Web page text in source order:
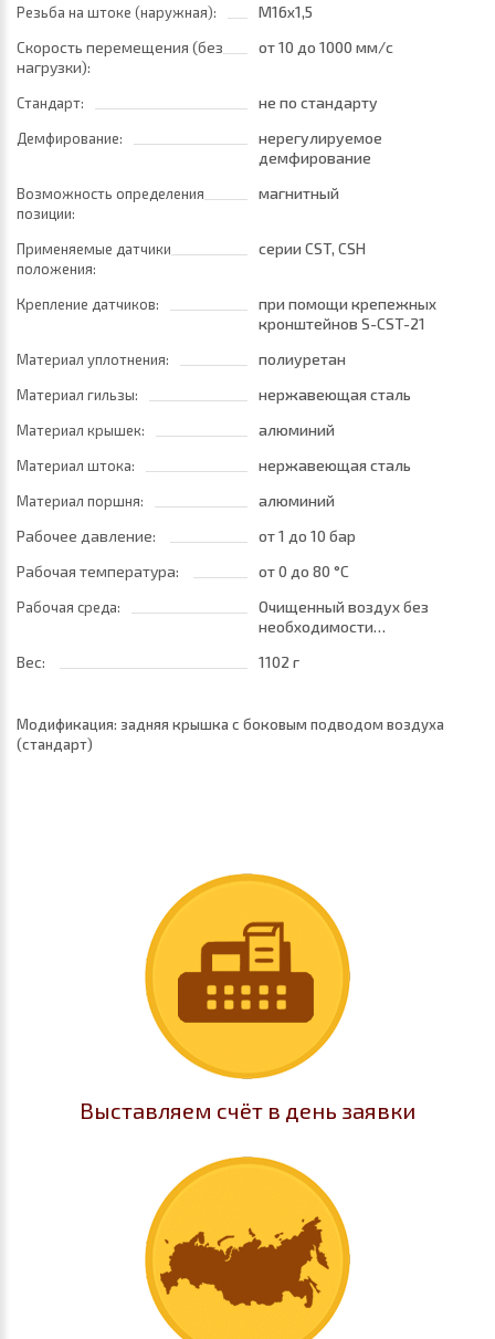
Резьба на штоке (наружная):
M16x1,5
Скорость перемещения (без
нагрузки):
от 10 до 1000 мм/с
Стандарт: не по стандарту
Демфирование:
нерегулируемое
демфирование
Возможность определения
позиции:
магнитный
Применяемые датчики
положения:
серии CST, CSH
Крепление датчиков:
при помощи крепежных
кронштейнов S-CST-21
Материал уплотнения: полиуретан
Материал гильзы: нержавеющая сталь
Материал крышек: алюминий
Материал штока: нержавеющая сталь
Материал поршня:
алюминий
Рабочее давление:
от 1 до 10 бар
Рабочая температура:
от 0 до 80 °C
Рабочая среда:
Очищенный воздух без
необходимости
установка центробежного
очистки воздуха по стандарту
Вес: 1102 г
Модификация: задняя крышка с боковым подводом воздуха
(стандарт)
Выставляем счёт в день заявки